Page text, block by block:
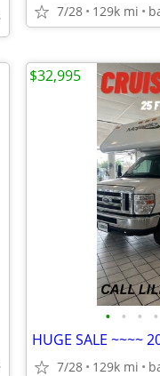
7/28 129k mi
• • • •
HUGE SALE ~~~~
7/28 129k mi
$32,995